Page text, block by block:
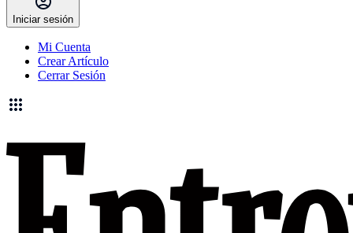
Iniciar sesión
Mi Cuenta
Crear Artículo
Cerrar Sesión